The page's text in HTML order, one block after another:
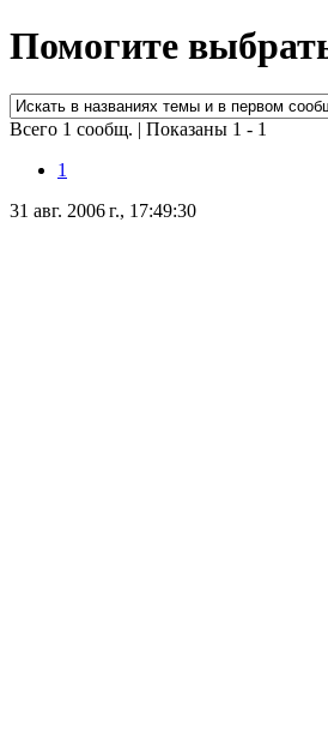
Помогите
Всего 1 сообщ. | Показаны 1 - 1
1
31 авг. 2006 г., 17:49:30